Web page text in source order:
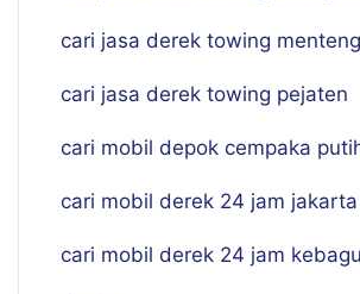
cari jasa derek towing menteng
cari jasa derek towing pejaten
cari mobil depok cempaka
cari mobil derek 24 jam jakarta
cari mobil derek 24 jam